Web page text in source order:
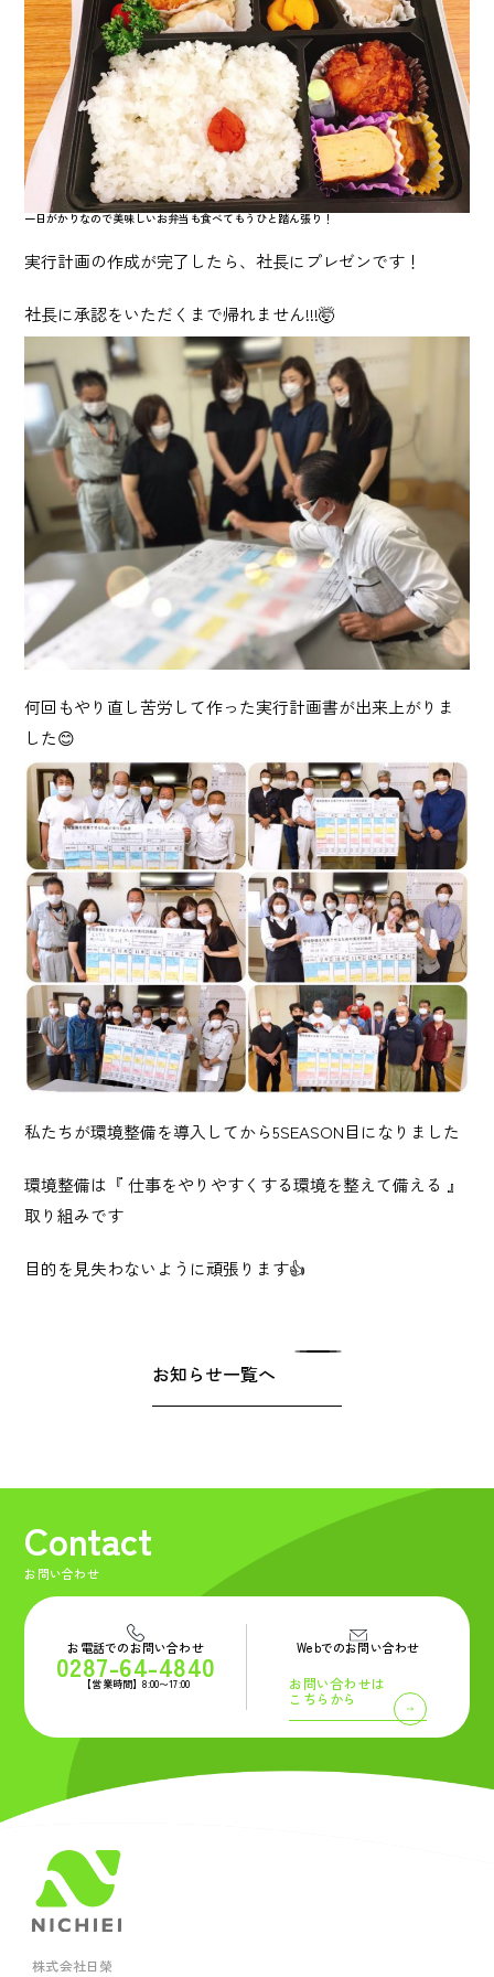
一日がかりなので美味しいお弁当も食べてもうひと踏ん張り！
実行計画の作成が完了したら、社長にプレゼンです！
社長に承認をいただくまで帰れません!!!🤯
何回もやり直し苦労して作った実行計画書が出来上がりま
した😊
私たちが環境整備を導入してから5SEASON目になりました
環境整備は『 仕事をやりやすくする環境を整えて備える 』
取り組みです
目的を見失わないように頑張ります👍
お知らせ一覧へ
Contact
お問い合わせ
お電話でのお問い合わせ
0287-64-4840
【営業時間】8:00〜17:00
Webでのお問い合わせ
お問い合わせは
こちらから
株式会社日榮